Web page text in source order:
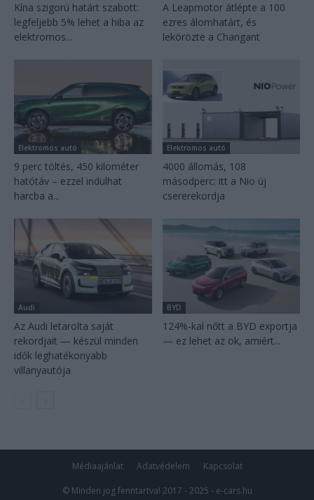
Kína szigorú határt szabott:
legfeljebb 5% lehet a hiba az
elektromos...
A Leapmotor átlépte a 100
ezres álomhatárt, és
lekörözte a Changant
Elektromos autó
9 perc töltés, 450 kilométer
hatótáv – ezzel indulhat
harcba a...
Elektromos autó
4000 állomás, 108
másodperc: itt a Nio új
csererekordja
Audi
Az Audi letarolta saját
rekordjait — készül minden
idők leghatékonyabb
villanyautója
BYD
124%-kal nőtt a BYD exportja
— ez lehet az ok, amiért...
Médiaajánlat Adatvédelem Kapcsolat
© Minden jog fenntartva! 2017 - 2025 - e-cars.hu